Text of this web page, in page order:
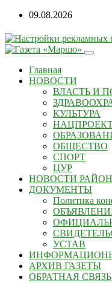
Перейти
содержанию
09.08.2026
Главная
НОВОСТИ
ВЛАСТЬ И
КУЛЬТУРА
ОБЩЕСТВО
СПОРТ
ЦУР
НОВОСТИ
ДОКУМЕНТЫ
Политика
УСТАВ
АРХИВ ГАЗЕТЫ
ОБРАТНАЯ СВЯЗЬ